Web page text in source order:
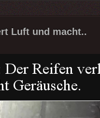
Luft und macht..